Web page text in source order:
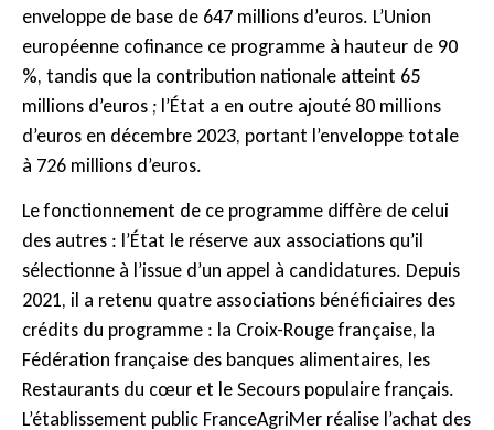
enveloppe de base de 647 millions d’euros. L’Union
européenne cofinance ce programme à hauteur de 90
%, tandis que la contribution nationale atteint 65
millions d’euros ; l’État a en outre ajouté 80 millions
d’euros en décembre 2023, portant l’enveloppe totale
à 726 millions d’euros.
Le fonctionnement de ce programme diffère de celui
des autres : l’État le réserve aux associations qu’il
sélectionne à l’issue d’un appel à candidatures. Depuis
2021, il a retenu quatre associations bénéficiaires des
crédits du programme : la Croix-Rouge française, la
Fédération française des banques alimentaires, les
Restaurants du cœur et le Secours populaire français.
L’établissement public FranceAgriMer réalise l’achat des